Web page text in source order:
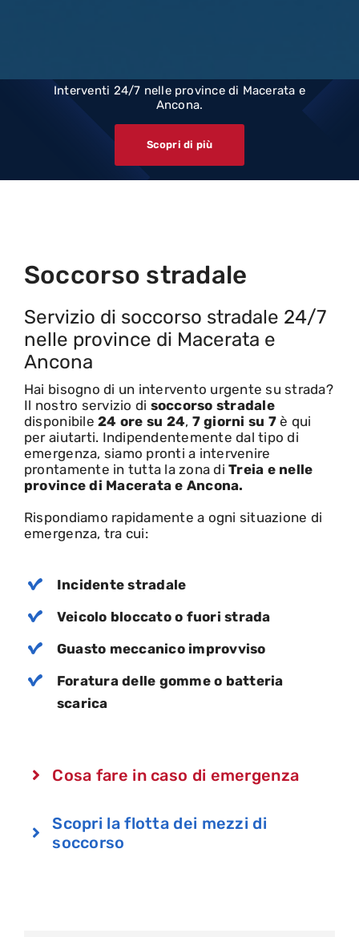
Interventi 24/7 nelle province di Macerata e
Ancona.
Scopri di più
Soccorso stradale
Servizio di soccorso stradale 24/7
nelle province di Macerata e
Ancona
Hai bisogno di un intervento urgente su strada?
Il nostro servizio di soccorso stradale
disponibile24 ore su 24, 7 giorni su 7è qui
per aiutarti. Indipendentemente dal tipo di
emergenza, siamo pronti a intervenire
prontamente in tutta la zona diTreia e nelle
province di Macerata e Ancona.
Rispondiamo rapidamente a ogni situazione di
emergenza, tra cui:
Incidente stradale
Veicolo bloccato o fuori strada
Guasto meccanico improvviso
Foratura delle gomme o batteria
scarica
Cosa fare in caso di emergenza
Scopri la flotta dei mezzi di
soccorso